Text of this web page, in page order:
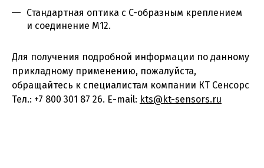
Стандартная оптика с C-образным креплением
и соединение M12.
Для получения подробной информации по данному
прикладному применению, пожалуйста,
обращайтесь к специалистам компании КТ Сенсорс
Тел.: +7 800 301 87 26. E-mail: kts@kt-sensors.ru